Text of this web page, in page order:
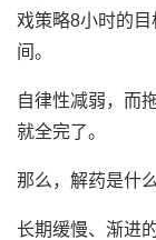
戏策略8小时的
间。
自律性减弱，而
就全完了。
那么，解药是什么
长期缓慢、渐进